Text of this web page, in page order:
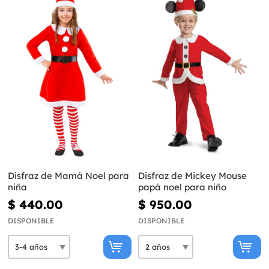
Disfraz de Mamá Noel para
niña
$ 440.00
DISPONIBLE
Disfraz de Mickey Mouse
papá noel para niño
$ 950.00
DISPONIBLE